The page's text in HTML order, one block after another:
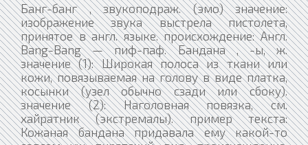
Банг-банг , звукоподраж. (эмо) значение:
изображение звука выстрела пистолета,
принятое в англ. языке. происхождение: Англ.
Bang-Bang — пиф-паф. Бандана , -ы, ж.
значение (1): Широкая полоса из ткани или
кожи, повязываемая на голову в виде платка,
косынки (узел обычно сзади или сбоку).
значение (2): Наголовная повязка, см.
хайратник (экстремалы). пример текста:
Кожаная бандана придавала ему какой-то